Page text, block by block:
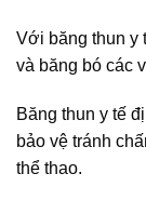
Với băng thun y
và băng bó các
Băng thun y tế
bảo vệ tránh
thể thao.